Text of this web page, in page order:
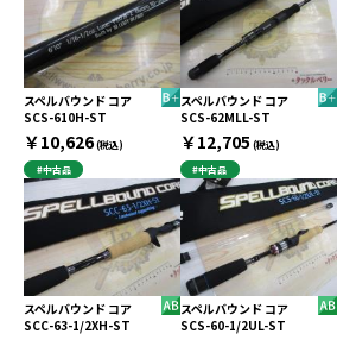
スペルバウンド コア
SCS-610H-ST
￥10,626(税込)
#中古品
スペルバウンド コア
SCS-62MLL-ST
￥12,705 (税込)
#中古品
スペルバウンド コア
SCC-63-1/2XH-ST
スペルバウンド コア
SCS-60-1/2UL-ST